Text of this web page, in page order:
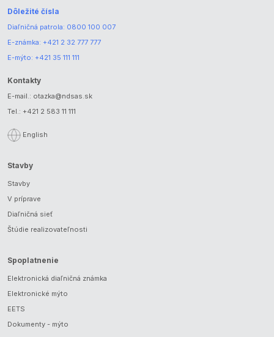
Dôležité čísla
Diaľničná patrola: 0800 100 007
E-známka: +421 2 32 777 777
E-mýto: +421 35 111 111
Kontakty
E-mail.: otazka@ndsas.sk
Tel.: +421 2 583 11 111
English
Stavby
Stavby
V príprave
Diaľničná sieť
Štúdie realizovateľnosti
Spoplatnenie
Elektronická diaľničná známka
Elektronické mýto
EETS
Dokumenty - mýto